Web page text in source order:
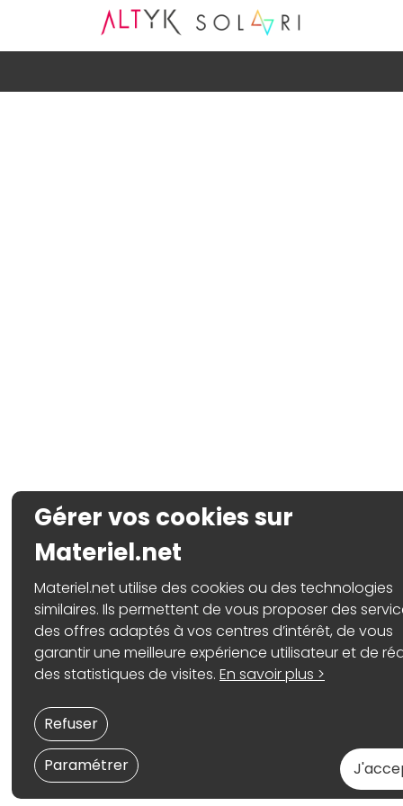
Gérer vos cookies sur
Materiel.net
Materiel.net utilise des cookies ou des technologies
similaires. Ils permettent de vous proposer des
des offres adaptés à vos centres d’intérêt, de vous
garantir une meilleure expérience utilisateur et de
des statistiques de visites.En savoir plus >
Paramétrer
Refuser